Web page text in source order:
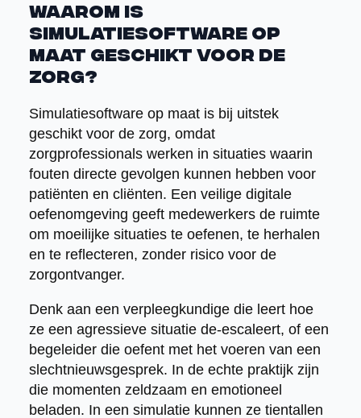
Waarom is
simulatiesoftware op
maat geschikt voor de
zorg?
Simulatiesoftware op maat is bij uitstek
geschikt voor de zorg, omdat
zorgprofessionals werken in situaties waarin
fouten directe gevolgen kunnen hebben voor
patiënten en cliënten. Een veilige digitale
oefenomgeving geeft medewerkers de ruimte
om moeilijke situaties te oefenen, te herhalen
en te reflecteren, zonder risico voor de
zorgontvanger.
Denk aan een verpleegkundige die leert hoe
ze een agressieve situatie de-escaleert, of een
begeleider die oefent met het voeren van een
slechtnieuwsgesprek. In de echte praktijk zijn
die momenten zeldzaam en emotioneel
beladen. In een simulatie kunnen ze tientallen